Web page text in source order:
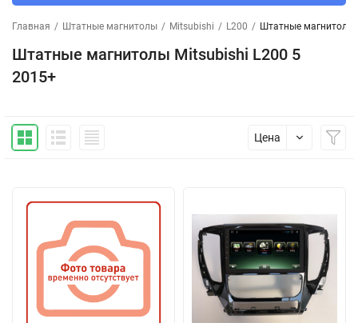
Главная / Штатные магнитолы / Mitsubishi / L200 / Штатные магнитолы
Штатные магнитолы Mitsubishi L200 5
2015+
Цена